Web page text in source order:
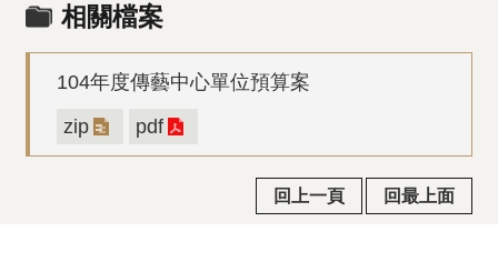
相關檔案
104年度傳藝中心單位預算案
zip
pdf
回上一頁 回最上面